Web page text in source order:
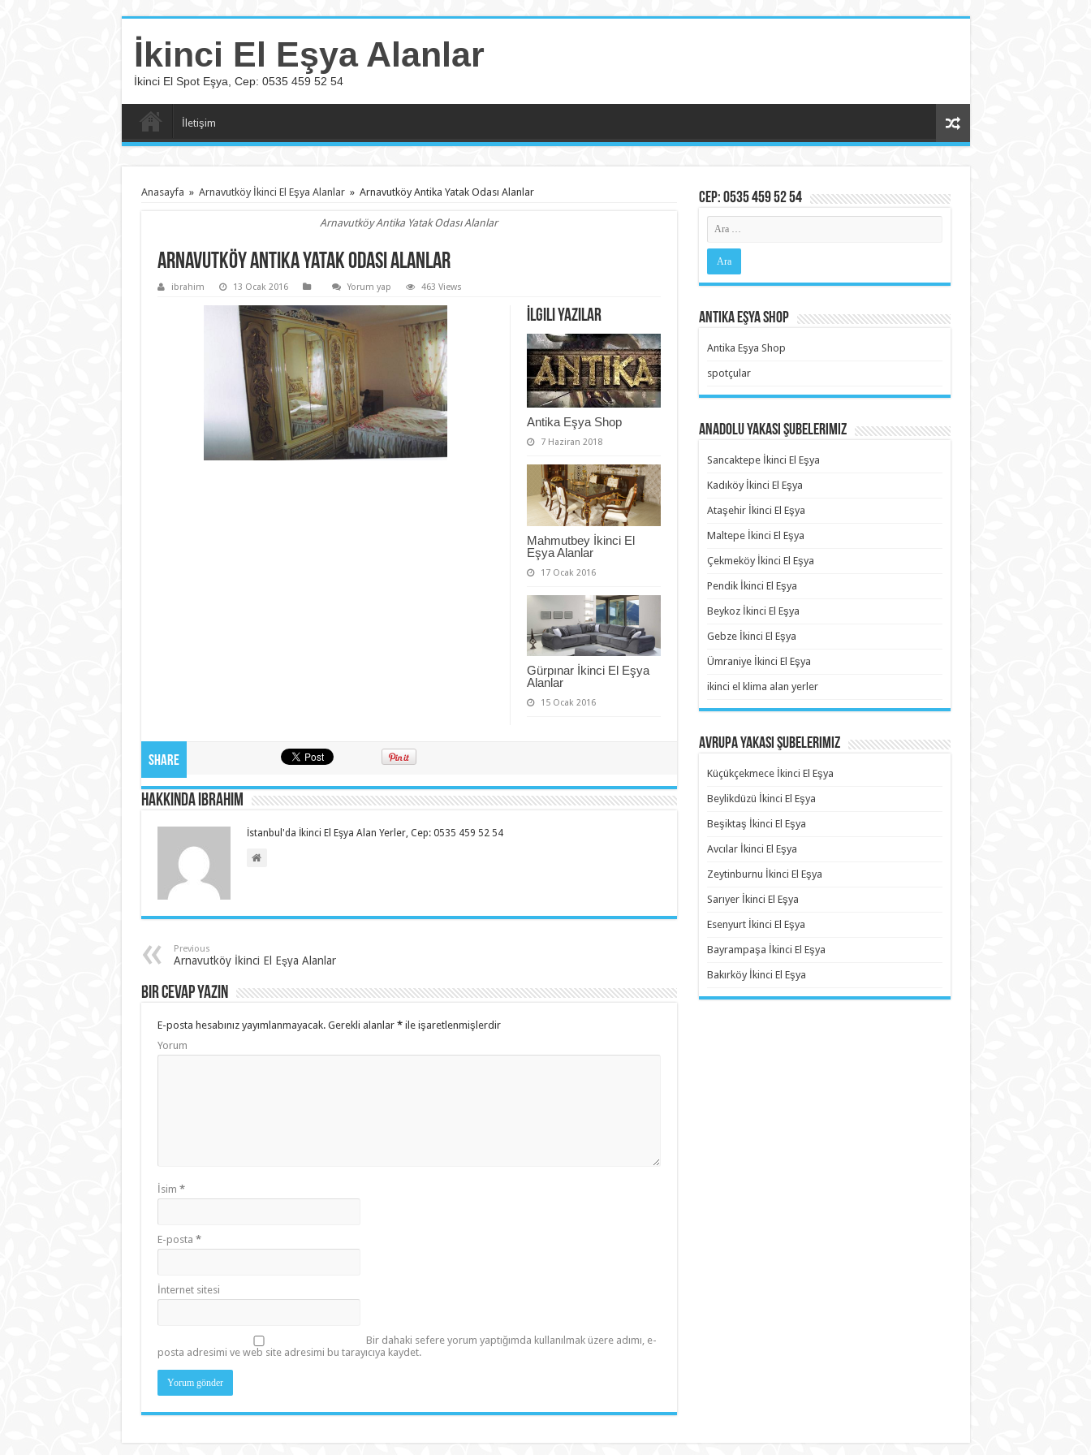
İkinci El Eşya Alanlar
İkinci El Spot Eşya, Cep: 0535 459 52 54
İletişim
Anasayfa » Arnavutköy İkinci El Eşya Alanlar » Arnavutköy Antika Yatak Odası Alanlar
Arnavutköy Antika Yatak Odası Alanlar
Arnavutköy Antika Yatak Odası Alanlar
ibrahim 13 Ocak 2016 Yorum yap 463 Views
İlgili Yazılar
Antika Eşya Shop
7 Haziran 2018
Mahmutbey İkinci El
Eşya Alanlar
17 Ocak 2016
Gürpınar İkinci El Eşya
Alanlar
15 Ocak 2016
Share
Hakkında ibrahim
İstanbul'da İkinci El Eşya Alan Yerler, Cep: 0535 459 52 54
Previous
Arnavutköy İkinci El Eşya Alanlar
Bir cevap yazın
E-posta hesabınız yayımlanmayacak.Gerekli alanlar *ile işaretlenmişlerdir
Yorum
İsim *
E-posta *
İnternet sitesi
Bir dahaki sefere yorum yaptığımda kullanılmak üzere adımı, e-
posta adresimi ve web site adresimi bu tarayıcıya kaydet.
Cep: 0535 459 52 54
Antika Eşya Shop
Antika Eşya Shop
spotçular
Anadolu Yakası Şubelerimiz
Sancaktepe İkinci El Eşya
Kadıköy İkinci El Eşya
Ataşehir İkinci El Eşya
Maltepe İkinci El Eşya
Çekmeköy İkinci El Eşya
Pendik İkinci El Eşya
Beykoz İkinci El Eşya
Gebze İkinci El Eşya
Ümraniye İkinci El Eşya
ikinci el klima alan yerler
Avrupa Yakası Şubelerimiz
Küçükçekmece İkinci El Eşya
Beylikdüzü İkinci El Eşya
Beşiktaş İkinci El Eşya
Avcılar İkinci El Eşya
Zeytinburnu İkinci El Eşya
Sarıyer İkinci El Eşya
Esenyurt İkinci El Eşya
Bayrampaşa İkinci El Eşya
Bakırköy İkinci El Eşya